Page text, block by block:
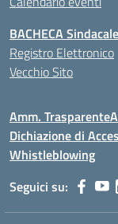
BACHECA Sindacale
Registro Elettronico
Vecchio Sito
Amm. Trasparente
Dichiazione di
Whistleblowing
Seguici su: